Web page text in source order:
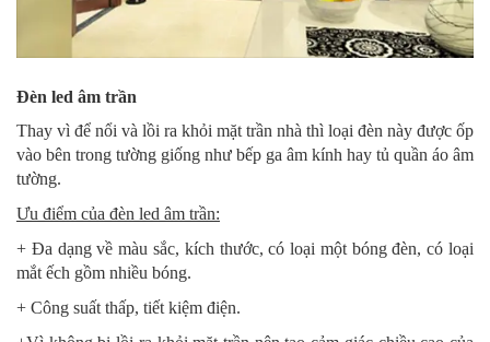
Đèn led âm trần
Thay vì để nổi và lồi ra khỏi mặt trần nhà thì loại đèn này được ốp
vào bên trong tường giống như bếp ga âm kính hay tủ quần áo âm
tường.
Ưu điểm của đèn led âm trần:
+ Đa dạng về màu sắc, kích thước, có loại một bóng đèn, có loại
mắt ếch gồm nhiều bóng.
+ Công suất thấp, tiết kiệm điện.